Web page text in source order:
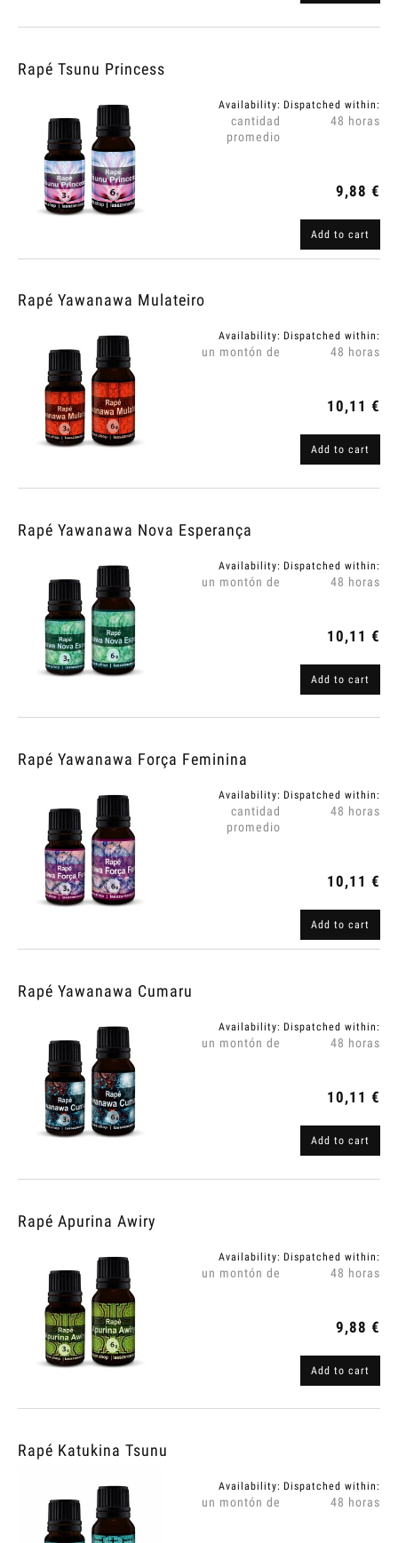
Rapé Tsunu Princess
Availability:
cantidad
promedio
Dispatched within:
48 horas
9,88 €
Add to cart
Rapé Yawanawa Mulateiro
Availability:
un montón de
Dispatched within:
48 horas
10,11 €
Add to cart
Rapé Yawanawa Nova Esperança
Availability:
un montón de
Dispatched within:
48 horas
10,11 €
Add to cart
Rapé Yawanawa Força Feminina
Availability:
cantidad
promedio
Dispatched within:
48 horas
10,11 €
Add to cart
Rapé Yawanawa Cumaru
Availability:
un montón de
Dispatched within:
48 horas
10,11 €
Add to cart
Rapé Apurina Awiry
Availability:
un montón de
Dispatched within:
48 horas
9,88 €
Add to cart
Rapé Katukina Tsunu
Availability:
un montón de
Dispatched within:
48 horas